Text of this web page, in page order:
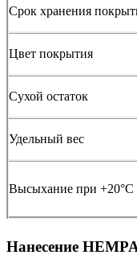
Срок хранения
Цвет покрытия
Сухой остаток
Удельный вес
Высыхание при +20°C
Нанесение